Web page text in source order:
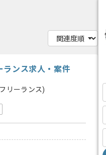
ランス求人・案件
リーランス)